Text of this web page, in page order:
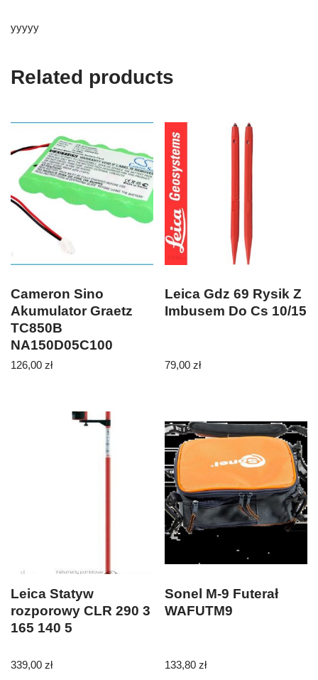
yyyyy
Related products
Cameron Sino
Akumulator Graetz
TC850B
NA150D05C100
2000mAh 14.40Wh
126,00 zł
Leica Gdz 69 Rysik Z
Imbusem Do Cs 10/15
79,00zł
Leica Statyw
rozporowy CLR 290 3
165 140 5
339,00 zł
Sonel M-9 Futerał
WAFUTM9
133,80zł